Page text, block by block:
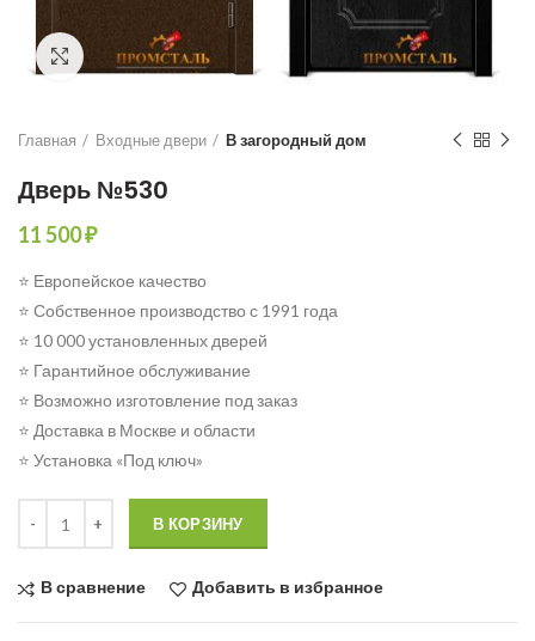
Click to enlarge
Главная Входные двери В загородный дом
Дверь №530
11 500₽
⭐ Европейское качество
⭐ Собственное производство с 1991 года
⭐ 10 000 установленных дверей
⭐ Гарантийное обслуживание
⭐ Возможно изготовление под заказ
⭐ Доставка в Москве и области
⭐ Установка «Под ключ»
В КОРЗИНУ
В сравнение Добавить в избранное